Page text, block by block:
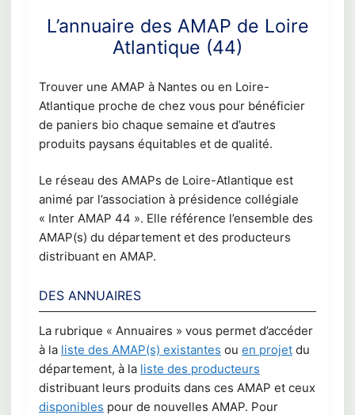
L’annuaire des AMAP de Loire
Atlantique (44)
Trouver une AMAP à Nantes ou en Loire-
Atlantique proche de chez vous pour bénéficier
de paniers bio chaque semaine et d’autres
produits paysans équitables et de qualité.
Le réseau des AMAPs de Loire-Atlantique est
animé par l’association à présidence collégiale
« Inter AMAP 44 ». Elle référence l’ensemble des
AMAP(s) du département et des producteurs
distribuant en AMAP.
DES ANNUAIRES
La rubrique « Annuaires » vous permet d’accéder
à la liste des AMAP(s) existantes ou en projet du
département, à la liste des producteurs
distribuant leurs produits dans ces AMAP et ceux
disponibles pour de nouvelles AMAP. Pour